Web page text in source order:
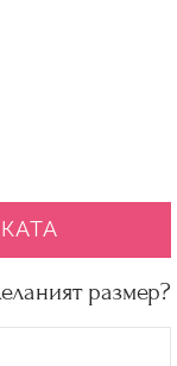
размер?